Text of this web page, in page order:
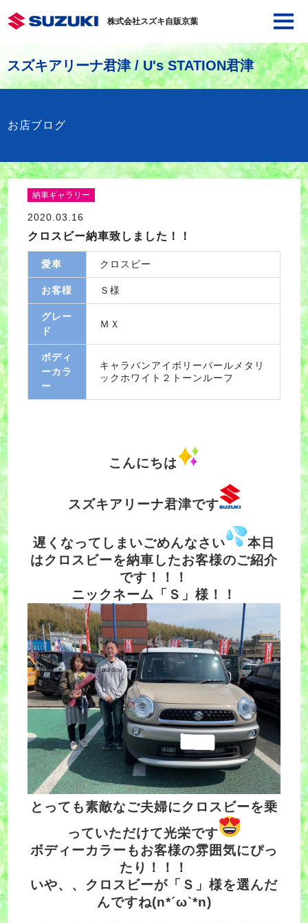
株式会社スズキ自販京葉
スズキアリーナ君津 / U's STATION君津
お店ブログ
納車ギャラリー
2020.03.16
クロスビー納車致しました！！
愛車 クロスビー
お客様 Ｓ様
グレー
ド
ＭＸ
ボディ
ーカラ
ー
キャラバンアイボリーパールメタリ
ックホワイト２トーンルーフ
こんにちは
スズキアリーナ君津です
遅くなってしまいごめんなさい
本日
はクロスビーを納車したお客様のご紹介
です！！！
ニックネーム「Ｓ」様！！
とっても素敵なご夫婦にクロスビーを乗
っていただけて光栄です
ボディーカラーもお客様の雰囲気にぴっ
たり！！！
いや、、クロスビーが「Ｓ」様を選んだ
んですね(n*´ω`*n)